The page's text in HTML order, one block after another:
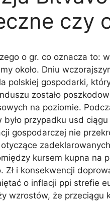
czy
o gr. co oznacza to:
około. Dniu
polskiej gospodarki,
zostało
na poziomie.
było przypadku usd
gospodarczej nie
kursem kupna na
Zł i konsekwencji
o inflacji ppi strefie
wzrostów, że przeciągu